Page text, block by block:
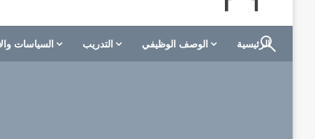
M A hotels | إم ايه هوتيلز
الموقع الأول للعاملين في الفنادق في العالم العربي
الرئيسية الوصف الوظيفي التدريب السياسات